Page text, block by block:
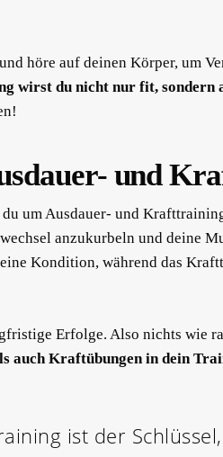
höre auf deinen Körper, um
wirst du nicht nur fit, sondern
und
um Ausdauer- und
anzukurbeln und deine
Kondition, während das
Erfolge. Also nichts wie
auch Kraftübungen in dein
ist der